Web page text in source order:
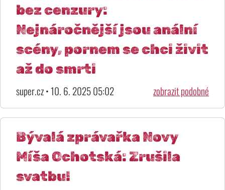
bez cenzury:
Nejnáročnější jsou anální
scény, pornem se chci živit
až do smrti
super.cz • 10. 6. 2025 05:02 zobrazit podobné
Bývalá zprávařka Novy
Míša Ochotská: Zrušila
svatbu!